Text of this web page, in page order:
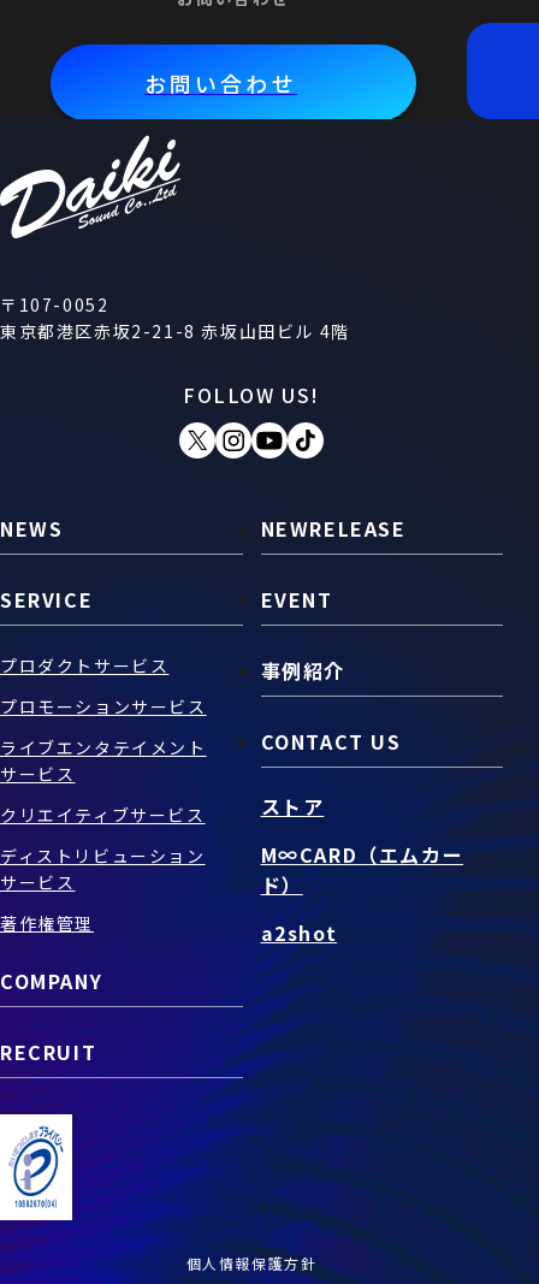
お問い合わせ
〒107-0052
東京都港区赤坂2-21-8 赤坂山田ビル 4階
FOLLOW US!
NEWS
SERVICE
プロダクトサービス
プロモーションサービス
ライブエンタテイメント
サービス
クリエイティブサービス
ディストリビューション
サービス
著作権管理
COMPANY
RECRUIT
NEWRELEASE
EVENT
事例紹介
CONTACT US
ストア
M∞CARD（エムカー
ド）
a2shot
個人情報保護方針